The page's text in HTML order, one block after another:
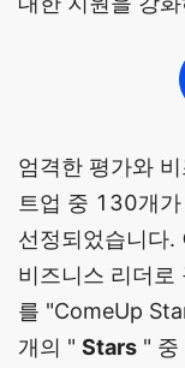
엄격한 평가와
트업 중 130개
선정되었습니다.
비즈니스 리더
를 "ComeUp
개의 " Stars " 중